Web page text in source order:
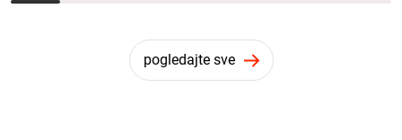
pogledajte sve